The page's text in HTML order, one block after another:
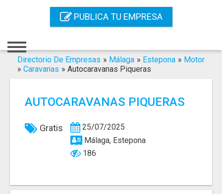
PUBLICA TU EMPRESA
Registro
Contacto
Servicios Online
Servicios SEO
Publica Tu Empresa
Directorio De Empresas » Málaga » Estepona » Motor
» Caravanas » Autocaravanas Piqueras
AUTOCARAVANAS PIQUERAS
Gratis
25/07/2025
Málaga, Estepona
186